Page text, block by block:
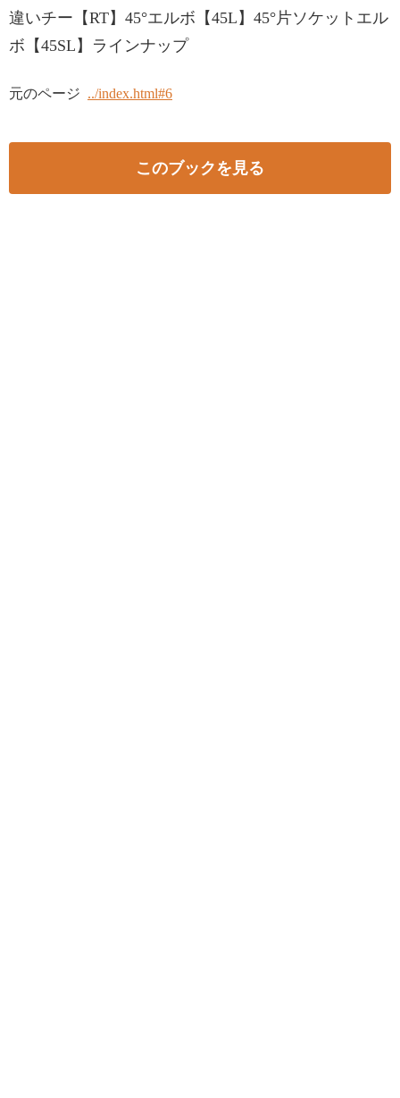
違いチー【RT】45°エルボ【45L】45°片ソケットエル
ボ【45SL】ラインナップ
元のページ ../index.html#6
このブックを見る